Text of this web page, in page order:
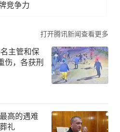
竞争力
打开腾讯新闻查看更多
主管和保
伤，各获刑
高的遇难
礼